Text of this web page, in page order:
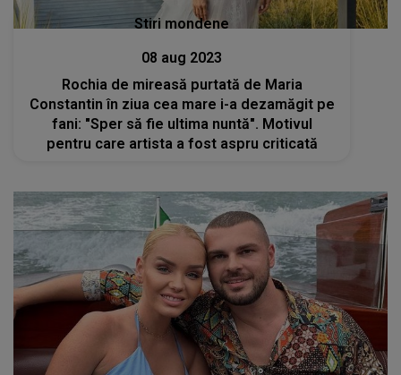
Stiri mondene
08 aug 2023
Rochia de mireasă purtată de Maria
Constantin în ziua cea mare i-a dezamăgit pe
fani: "Sper să fie ultima nuntă". Motivul
pentru care artista a fost aspru criticată